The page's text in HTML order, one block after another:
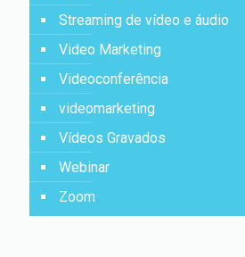
Streaming de vídeo e áudio
Video Marketing
Videoconferência
videomarketing
Vídeos Gravados
Webinar
Zoom